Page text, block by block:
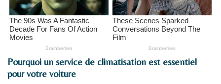
Pourquoi un service de climatisation est essentiel
pour votre voiture